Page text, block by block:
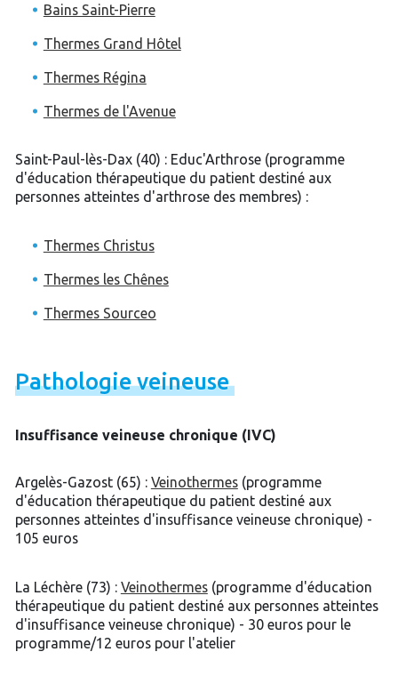
Bains Saint-Pierre
Thermes Grand Hôtel
Thermes Régina
Thermes de l'Avenue
Saint-Paul-lès-Dax (40) : Educ'Arthrose (programme
d'éducation thérapeutique du patient destiné aux
personnes atteintes d'arthrose des membres) :
Thermes Christus
Thermes les Chênes
Thermes Sourceo
Pathologieveineuse
Insuffisance veineuse chronique (IVC)
Argelès-Gazost (65) : Veinothermes(programme
d'éducation thérapeutique du patient destiné aux
personnes atteintes d'insuffisance veineuse chronique) -
105 euros
La Léchère (73) : Veinothermes(programme d'éducation
thérapeutique du patient destiné aux personnes atteintes
d'insuffisance veineuse chronique) - 30 euros pour le
programme/12 euros pour l'atelier